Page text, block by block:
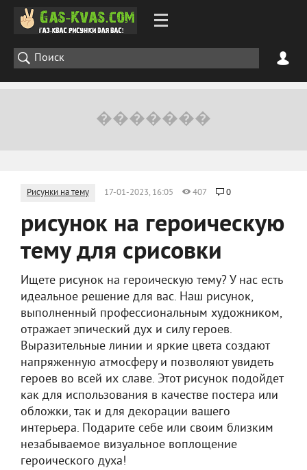
Рисунки на тему 17-01-2023, 16:05 407 0
рисунок на героическую
тему для срисовки
Ищете рисунок на героическую тему? У нас есть
идеальное решение для вас. Наш рисунок,
выполненный профессиональным художником,
отражает эпический дух и силу героев.
Выразительные линии и яркие цвета создают
напряженную атмосферу и позволяют увидеть
героев во всей их славе. Этот рисунок подойдет
как для использования в качестве постера или
обложки, так и для декорации вашего
интерьера. Подарите себе или своим близким
незабываемое визуальное воплощение
героического духа!